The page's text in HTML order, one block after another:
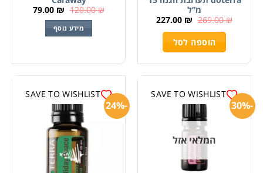
מ”ל
269.00₪
227.00 ₪
הוספה לסל
120.00₪
79.00 ₪
מידע נוסף
SAVE TO WISHLIST
-30%
המלאי אזל
SAVE TO WISHLIST
-24%